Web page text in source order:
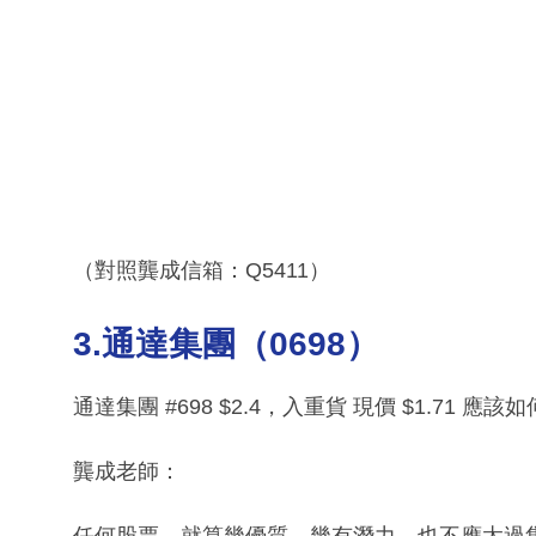
（對照龔成信箱：Q5411）
3.通達集團（0698）
通達集團 #698 $2.4，入重貨 現價 $1.71 應該如
龔成老師：